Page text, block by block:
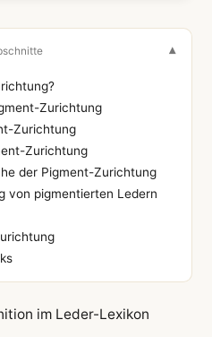
Zurichtung
Zurichtung
Zurichtung
der Pigment-Zurichtung
von pigmentierten Ledern
im Leder-Lexikon